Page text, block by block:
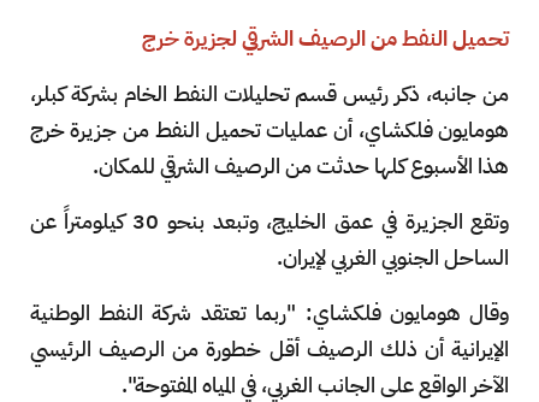
تحميل النفط من الرصيف الشرقي لجزيرة خرج
من جانبه، ذكر رئيس قسم تحليلات النفط الخام بشركة كبلر،
هومايون فلكشاي، أن عمليات تحميل النفط من جزيرة خرج
هذا الأسبوع كلها حدثت من الرصيف الشرقي للمكان.
وتقع الجزيرة في عمق الخليج، وتبعد بنحو 30 كيلومتراً عن
الساحل الجنوبي الغربي لإيران.
وقال هومايون فلكشاي: "ربما تعتقد شركة النفط الوطنية
الإيرانية أن ذلك الرصيف أقل خطورة من الرصيف الرئيسي
الآخر الواقع على الجانب الغربي، في المياه المفتوحة".